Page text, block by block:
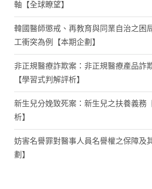
軸【全球瞭望】
韓國醫師懲戒、再教育與同業自治之困
工衝突為例【本期企劃】
非正規醫療詐欺案：非正規醫療產品詐
【學習式判解評析】
新生兒分娩致死案：新生兒之扶養義務
析】
妨害名譽罪對醫事人員名譽權之保障及
劃】